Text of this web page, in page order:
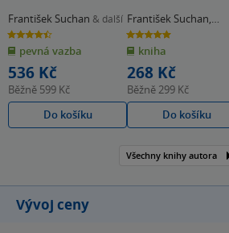
František Suchan & další
4.5
z
5
hvězdiček
pevná vazba
536 Kč
Běžně 599 Kč
Do košíku
František Suchan,
František Prachař
5.0
z
5
hvězdiček
kniha
268 Kč
Běžně299 Kč
Do košíku
Všechny knihy autora
Vývoj ceny